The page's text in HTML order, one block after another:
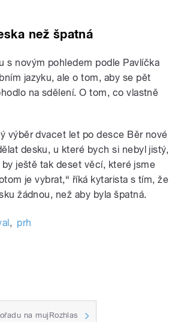
než špatná
s novým pohledem podle Pavlíčka
jazyku, ale o tom, aby se pět
na sdělení. O tom, co vlastně
výběr dvacet let po desce Běr nové
desku, u které bych si nebyl jistý,
ještě tak deset věcí, které jsme
je vybrat,“ říká kytarista s tím, že
žádnou, než aby byla špatná.
, prh
na mujRozhlas